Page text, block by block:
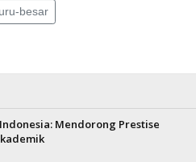
besar
Mendorong Prestise